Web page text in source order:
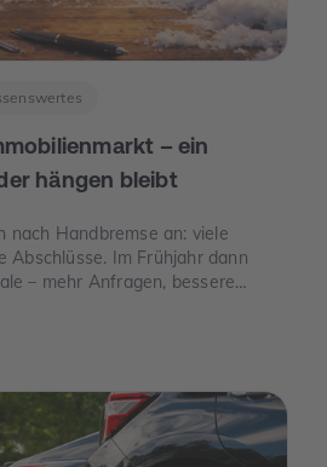
– ein
hängen bleibt
nach Handbremse an: viele
Abschlüsse. Im Frühjahr dann
– mehr Anfragen, bessere